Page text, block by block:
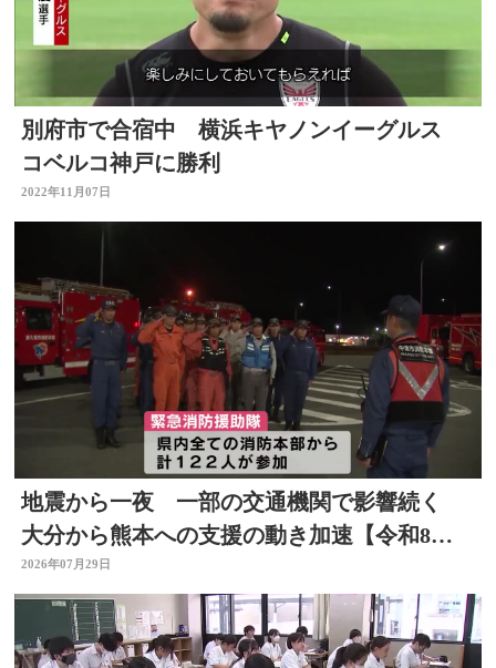
別府市で合宿中 横浜キヤノンイーグルス
コベルコ神戸に勝利
2022年11月07日
地震から一夜 一部の交通機関で影響続く
大分から熊本への支援の動き加速【令和8年
熊本地震】
2026年07月29日